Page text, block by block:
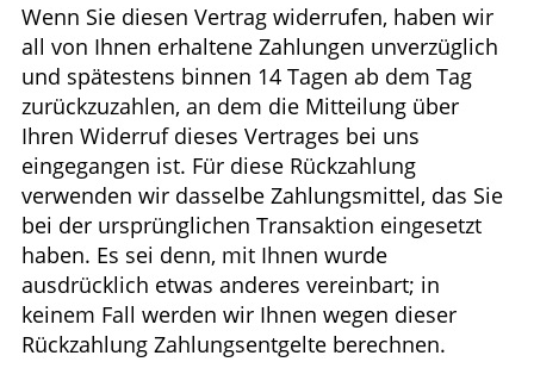
Wenn Sie diesen Vertrag widerrufen, haben wir
all von Ihnen erhaltene Zahlungen unverzüglich
und spätestens binnen 14 Tagen ab dem Tag
zurückzuzahlen, an dem die Mitteilung über
Ihren Widerruf dieses Vertrages bei uns
eingegangen ist. Für diese Rückzahlung
verwenden wir dasselbe Zahlungsmittel, das Sie
bei der ursprünglichen Transaktion eingesetzt
haben. Es sei denn, mit Ihnen wurde
ausdrücklich etwas anderes vereinbart; in
keinem Fall werden wir Ihnen wegen dieser
Rückzahlung Zahlungsentgelte berechnen.